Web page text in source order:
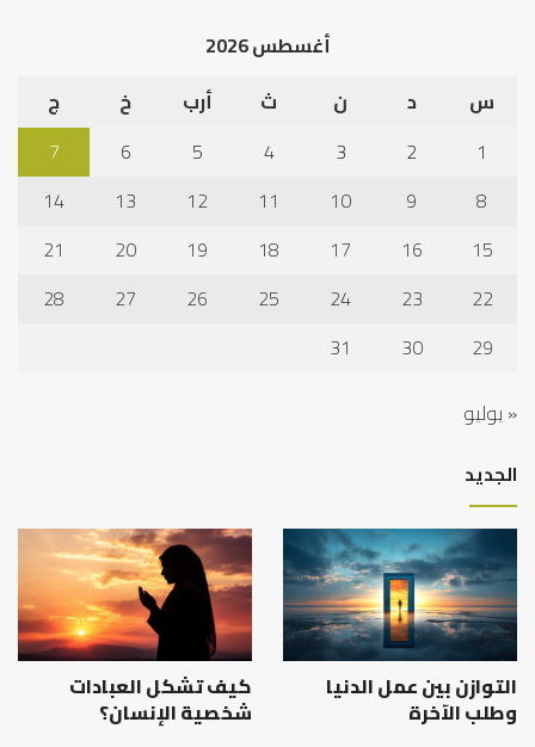
أغسطس 2026
س
د ن ث أرب خ
ج
1
2
3
4
5
6
7
8
9
10
11
12
13
14
15
16
17
18
19
20
21
22
23
24
25
26
27
28
29
30
31
« يوليو
الجديد
التوازن بين عمل الدنيا
وطلب الآخرة
كيف تشكل العبادات
شخصية الإنسان؟